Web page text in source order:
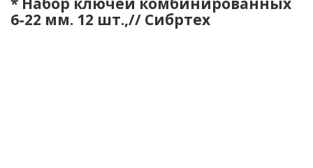
6-22 мм. 12 шт.,// Сибртех